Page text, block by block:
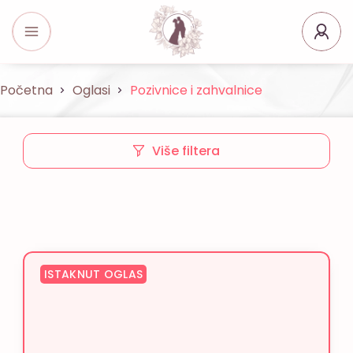
Početna Oglasi Pozivnice i zahvalnice
Više filtera
ISTAKNUT OGLAS